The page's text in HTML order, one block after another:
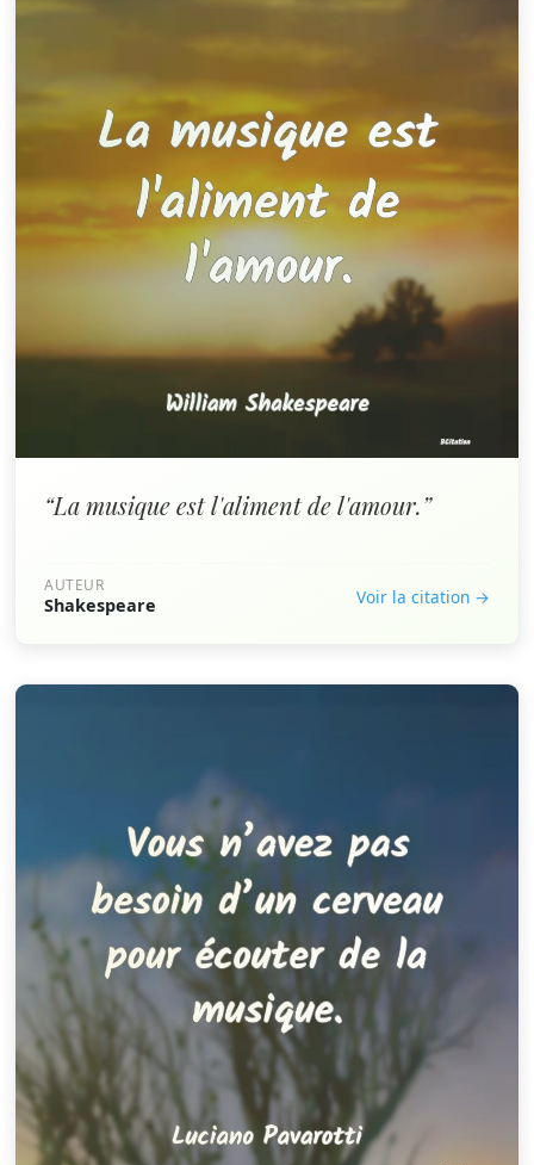
“La musique est l'aliment de l'amour.”
AUTEUR
Shakespeare Voir la citation →